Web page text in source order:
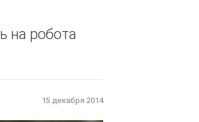
на робота
15 декабря 2014